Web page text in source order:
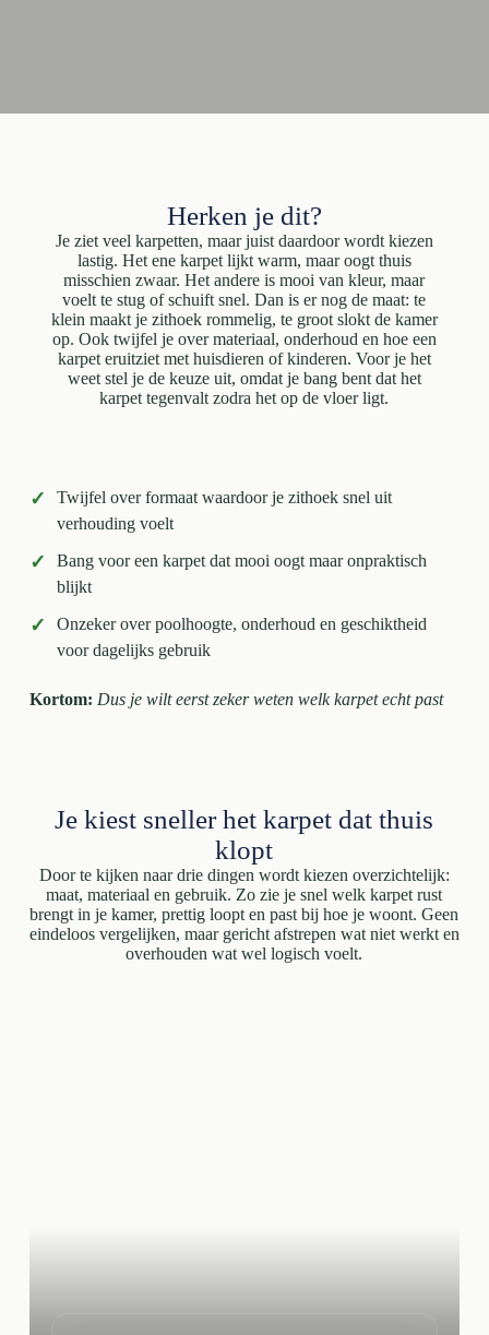
Herken je dit?
Je ziet veel karpetten, maar juist daardoor wordt kiezen
lastig. Het ene karpet lijkt warm, maar oogt thuis
misschien zwaar. Het andere is mooi van kleur, maar
voelt te stug of schuift snel. Dan is er nog de maat: te
klein maakt je zithoek rommelig, te groot slokt de kamer
op. Ook twijfel je over materiaal, onderhoud en hoe een
karpet eruitziet met huisdieren of kinderen. Voor je het
weet stel je de keuze uit, omdat je bang bent dat het
karpet tegenvalt zodra het op de vloer ligt.
✓
Twijfel over formaat waardoor je zithoek snel uit
verhouding voelt
✓
Bang voor een karpet dat mooi oogt maar onpraktisch
blijkt
✓
Onzeker over poolhoogte, onderhoud en geschiktheid
voor dagelijks gebruik
Kortom: Dus je wilt eerst zeker weten welk karpet echt past
Je kiest sneller het karpet dat thuis
klopt
Door te kijken naar drie dingen wordt kiezen overzichtelijk:
maat, materiaal en gebruik. Zo zie je snel welk karpet rust
brengt in je kamer, prettig loopt en past bij hoe je woont. Geen
eindeloos vergelijken, maar gericht afstrepen wat niet werkt en
overhouden wat wel logisch voelt.